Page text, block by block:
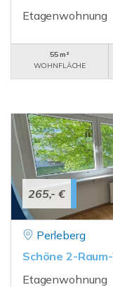
Etagenwohnung
55 m²
WOHNFLÄCHE
265,- €
Perleberg
Schöne 2-
Etagenwohnung